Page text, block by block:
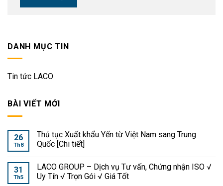
DANH MỤC TIN
Tin tức LACO
BÀI VIẾT MỚI
26
Th8
Thủ tục Xuất khẩu Yến từ Việt Nam sang Trung
Quốc [Chi tiết]
31
Th5
LACO GROUP – Dịch vụ Tư vấn, Chứng nhận ISO √
Uy Tín √ Trọn Gói √ Giá Tốt